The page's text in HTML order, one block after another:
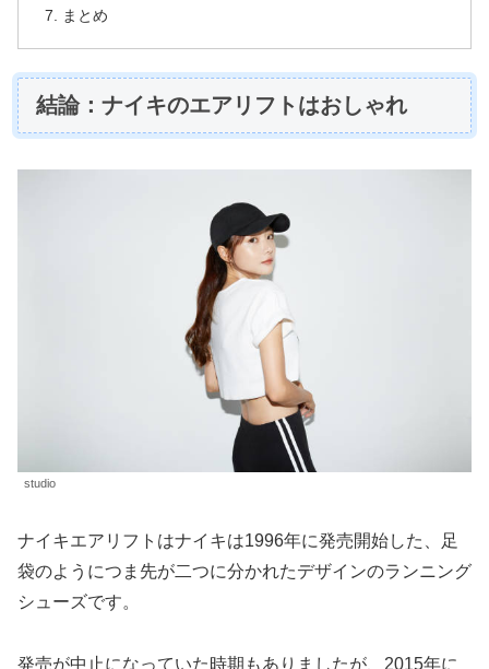
まとめ
結論：ナイキのエアリフトはおしゃれ
studio
ナイキエアリフトはナイキは1996年に発売開始した、足
袋のようにつま先が二つに分かれたデザインのランニング
シューズです。
発売が中止になっていた時期もありましたが、2015年に